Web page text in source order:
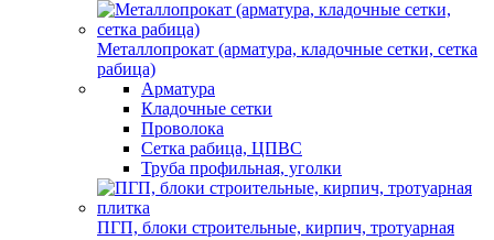
Металлопрокат (арматура, кладочные сетки, сетка
рабица)
Арматура
Кладочные сетки
Проволока
Сетка рабица, ЦПВС
Труба профильная, уголки
ПГП, блоки строительные, кирпич, тротуарная